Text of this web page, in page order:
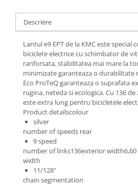
Sonerie
Diverse
Accesorii Remorca
Roti ajutatoare
Scaune pentru Copii
Transport si Depozitare
Frane V-Brake
Suspensii Spate
Butuci Roata
Pinioane
Schimbator Pinioane
Schimbator Foi
Manete Schimbator
Etrier frana
Jante
Angrenaje
Descriere
Lantul e9 EPT de la KMC este special
biciclete electrice cu schimbator de
ranforsata, stabilitatea mai mare la
minimizate garanteaza o durabilitate
Eco ProTeQ garanteaza o suprafata
rugina, neteda si ecologica.Cu 136 de
este extra lung pentru bicicletele
Product detailscolour
silver
number of speeds rear
9 speed
number of links136exterior
width
11/128"
chain segmentation